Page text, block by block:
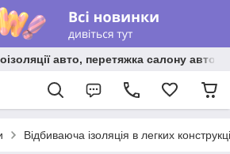
авто, перетяжка салону авто
Відбиваюча ізоляція в легких